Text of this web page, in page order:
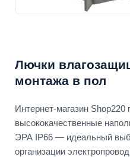
Лючки
монтажа в пол
Интернет-магазин Shop220
высококачественные
ЭРА IP66 — идеальный
организации